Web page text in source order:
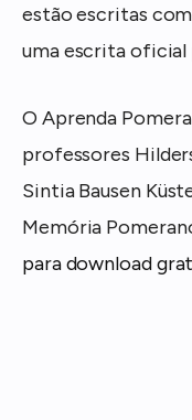
estão escritas
uma escrita oficial
O Aprenda
professores
Sintia Bausen
Memória
para download